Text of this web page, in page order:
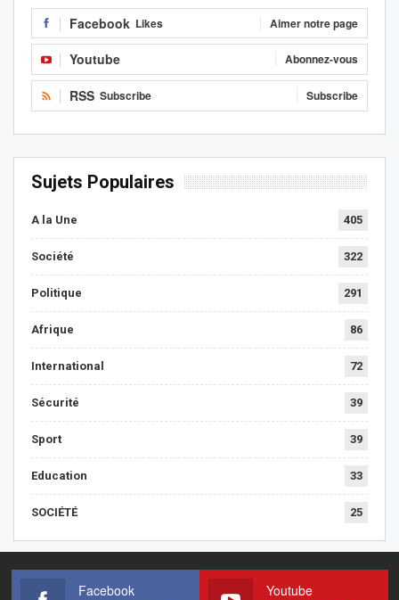
Facebook Likes Aimer notre page
Youtube Abonnez-vous
RSS Subscribe Subscribe
Sujets Populaires
A la Une 405
Société 322
Politique 291
Afrique 86
International 72
Sécurité 39
Sport 39
Education 33
SOCIÉTÉ 25
Facebook Youtube